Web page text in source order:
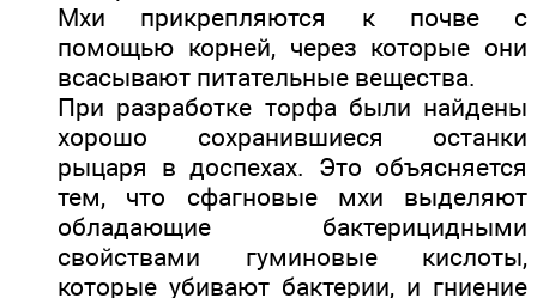
Мхи прикрепляются к почве с
помощью корней, через которые они
всасывают питательные вещества.
При разработке торфа были найдены
хорошо сохранившиеся останки
рыцаря в доспехах. Это объясняется
тем, что сфагновые мхи выделяют
обладающие бактерицидными
свойствами гуминовые кислоты,
которые убивают бактерии, и гниение